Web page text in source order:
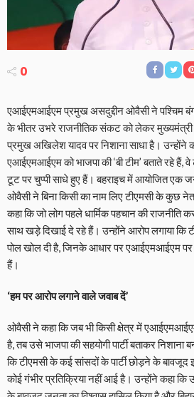
0
एआईएमआईएम प्रमुख असदुद्दीन ओवैसी ने पश्चिम
के भीतर उभरे राजनीतिक संकट को लेकर मुख्यमंत्री
प्रमुख अखिलेश यादव पर निशाना साधा है। उन्होंने
एआईएमआईएम को भाजपा की ‘बी टीम’ बताते रहे हैं,
टूट पर चुप्पी साधे हुए हैं। बहराइच में आयोजित एक
ओवैसी ने बिना किसी का नाम लिए टीएमसी के कुछ
कहा कि जो लोग पहले धार्मिक पहचान की
साथ खड़े दिखाई दे रहे हैं। उन्होंने आरोप लगाया कि
पोल खोल दी है, जिनके आधार पर एआईएमआईएम पर
हैं।
‘हम पर आरोप लगाने वाले जवाब दें’
ओवैसी ने कहा कि जब भी किसी क्षेत्र में
है, तब उसे भाजपा की सहयोगी पार्टी बताकर निशाना
कि टीएमसी के कई सांसदों के पार्टी छोड़ने के बावजूद
कोई गंभीर प्रतिक्रिया नहीं आई है। उन्होंने कहा कि